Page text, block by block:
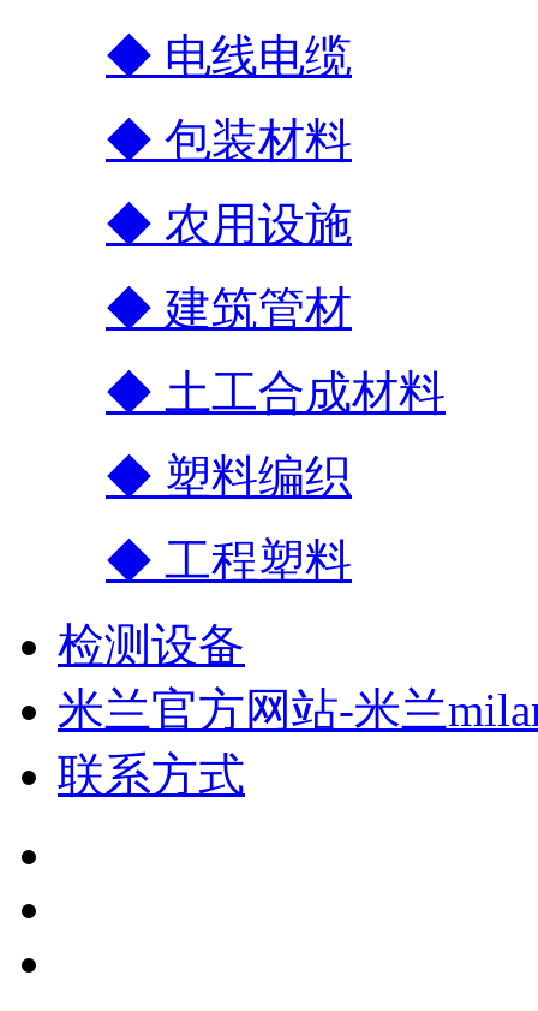
◆ 电线电缆
◆ 包装材料
◆ 农用设施
◆ 建筑管材
◆ 土工合成材料
◆ 塑料编织
◆ 工程塑料
检测设备
米兰官方网站-米兰
联系方式